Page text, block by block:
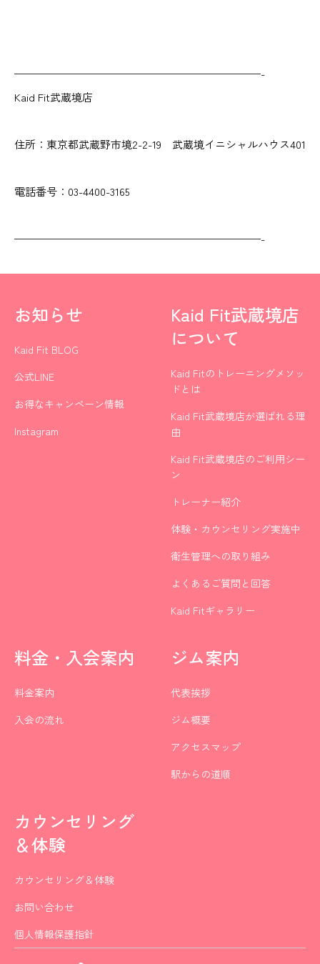
———————————————————————-
Kaid Fit武蔵境店
住所：東京都武蔵野市境2-2-19 武蔵境イニシャルハウス401
電話番号：03-4400-3165
———————————————————————-
お知らせ
Kaid Fit BLOG
公式LINE
お得なキャンペーン情報
Instagram
Kaid Fit武蔵境店
について
Kaid Fitのトレーニングメソッ
ドとは
Kaid Fit武蔵境店が選ばれる理
由
Kaid Fit武蔵境店のご利用シー
ン
トレーナー紹介
体験・カウンセリング実施中
衛生管理への取り組み
よくあるご質問と回答
Kaid Fitギャラリー
料金・入会案内
料金案内
入会の流れ
ジム案内
代表挨拶
ジム概要
アクセスマップ
駅からの道順
カウンセリング
＆体験
カウンセリング＆体験
お問い合わせ
個人情報保護指針